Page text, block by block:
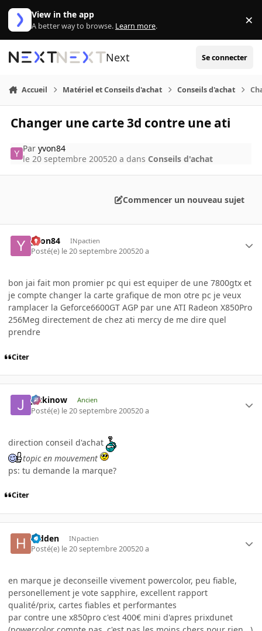
Aller au contenu
View in the app
A better way to browse. Learn more. ×
Next Se connecter
Accueil Matériel et Conseils d'achat Conseils d'achat
Changer une carte 3d contre une ati
Paryvon84
le 20 septembre 200520 a dans Conseils d'achat
Commencer un nouveau sujet
yvon84 INpactien
Posté(e) le 20 septembre 200520 a
bon jai fait mon promier pc qui est equiper de une 7800gtx et
je compte changer la carte grafique de mon otre pc je veux
ramplacer la Geforce6600GT AGP par une ATI Radeon X850Pro
256Meg directement de chez ati mercy de me dire quel
prendre
Citer
jackinow Ancien
Posté(e) le 20 septembre 200520 a
direction conseil d'achat
topic en mouvement
ps: tu demande la marque?
Citer
hidden INpactien
Posté(e) le 20 septembre 200520 a
en marque je deconseille vivement powercolor, peu fiable,
personellement je vote sapphire, excellent rapport
qualité/prix, cartes fiables et performantes
par contre une x850pro c'est 400€ mini d'apres prixdunet